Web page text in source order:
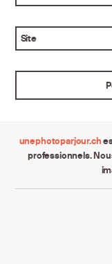
Site
unephotoparjour.ch
professionnels.